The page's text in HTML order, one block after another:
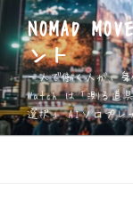
ン
テ
ン
ツ
へ
ス
NOMAD
ント
一人で働く人が、
Watch は「測る道
選択」 AIソロプレ